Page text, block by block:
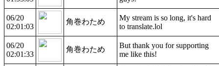
06/20
02:01:03
角巻わため
My stream is so long, it's hard
to translate.lol
06/20
02:01:33
角巻わため
But thank you for supporting
me like this!